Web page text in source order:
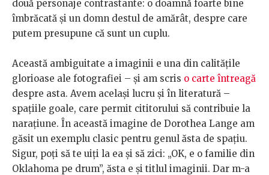
două personaje contrastante: o doamnă foarte bine
îmbrăcată și un domn destul de amărât, despre care
putem presupune că sunt un cuplu.
Această ambiguitate a imaginii e una din calitățile
glorioase ale fotografiei – și am scris o carte întreagă
despre asta. Avem același lucru și în literatură –
spațiile goale, care permit cititorului să contribuie la
narațiune. În această imagine de Dorothea Lange am
găsit un exemplu clasic pentru genul ăsta de spațiu.
Sigur, poți să te uiți la ea și să zici: „OK, e o familie din
Oklahoma pe drum”, ăsta e și titlul imaginii. Dar m-a